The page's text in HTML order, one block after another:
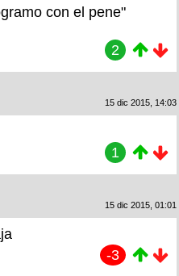
con el pene"
2
15 dic 2015, 14:03
1
15 dic 2015, 01:01
-3